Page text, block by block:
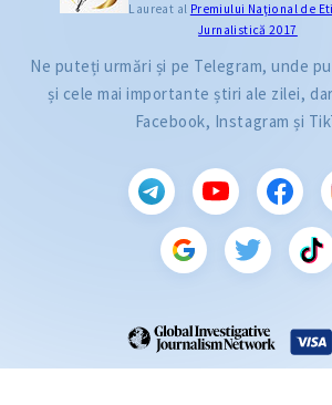
Laureat al Premiului Naţional de
Jurnalistică 2017
Ne puteți urmări și pe Telegram, unde
și cele mai importante știri ale zilei,
Facebook, Instagram și